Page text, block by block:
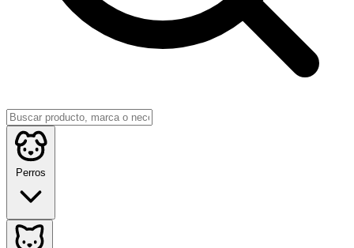
Perros